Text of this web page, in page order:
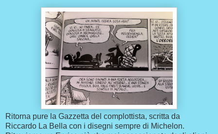
Ritorna pure la Gazzetta del complottista, scritta da
Riccardo La Bella con i disegni sempre di Michelon.